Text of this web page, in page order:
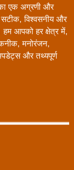
एक अग्रणी और
सटीक, विश्वसनीय और
हम आपको हर क्षेत्र में,
मनोरंजन,
और तथ्यपूर्ण